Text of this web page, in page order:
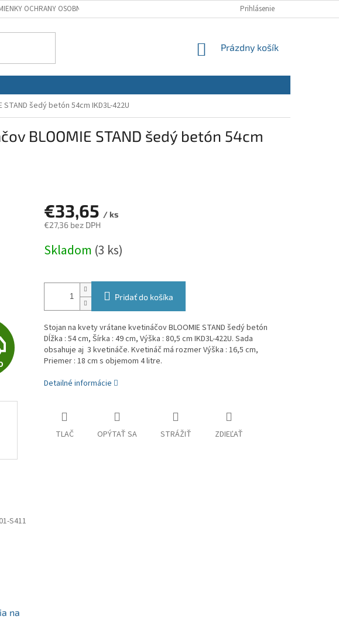
OCHRANY OSOBNÝCH ÚDAJOV REKLAMAČNÝ FORMULÁR
Prihlásenie
NÁKUPNÝ
Prázdny košík
šedý betón 54cm IKD3L-422U
BLOOMIE STAND šedý betón 54cm
Z
A
A
R
€33,65 / ks
€27,36 bez DPH
cena:
Skladom (3 ks)
Pridať do košíka
Stojan na kvety vrátane kvetináčov BLOOMIE STAND šedý betón
Dĺžka : 54 cm, Šírka : 49 cm, Výška : 80,5 cm IKD3L-422U. Sada
obsahuje aj 3 kvetináče. Kvetináč má rozmerVýška : 16,5 cm,
Priemer : 18 cm s objemom 4 litre.
Detailné informácie
TLAČ OPÝTAŤ SA STRÁŽIŤ ZDIEĽAŤ
na
S411